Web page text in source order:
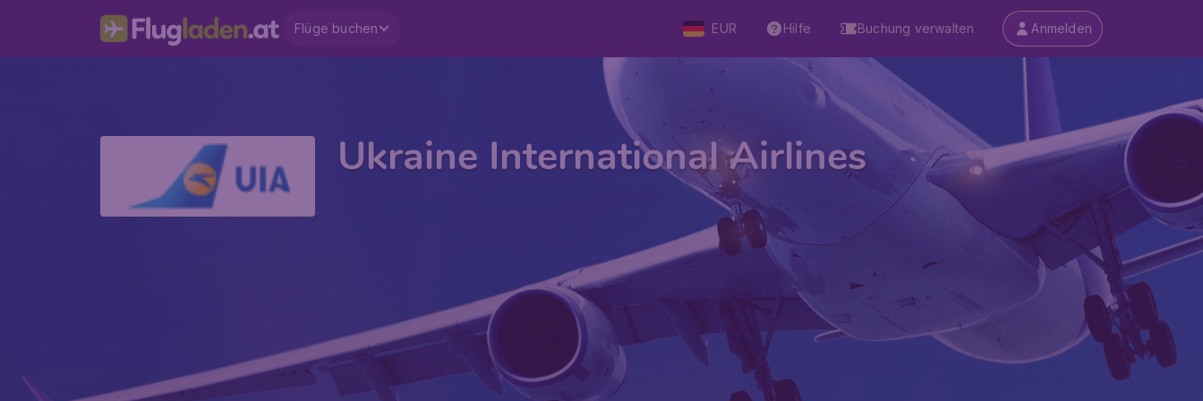
Flüge buchen EUR Hilfe Buchung verwalten Anmelden
Ukraine International Airlines